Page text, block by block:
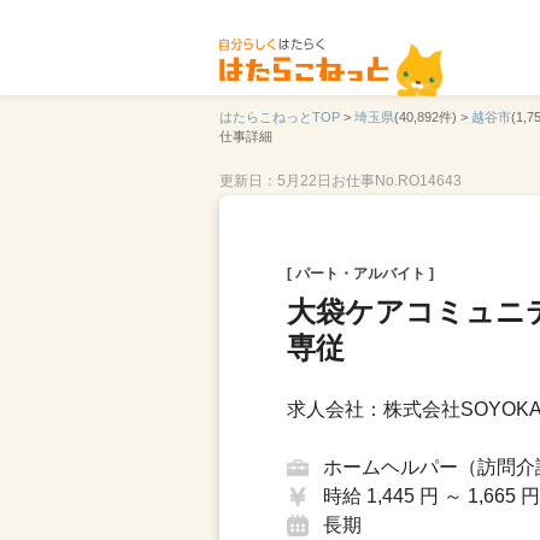
はたらこねっとTOP > 埼玉県(40,892件) > 越谷市
仕事詳細
更新日：5月22日 お仕事No.RO14643
[ パート・アルバイト ]
大袋ケアコミュニ
専従
求人会社：株式会社
ホームヘルパー（訪問介
時給 1,445 円 ～ 1,665 円
長期